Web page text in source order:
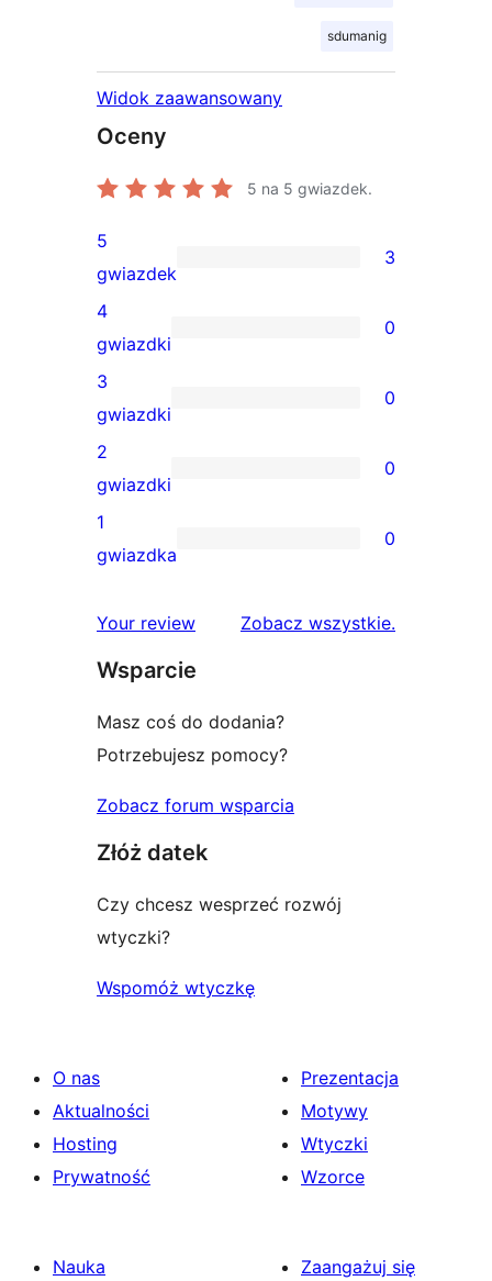
sdumanig
Widok zaawansowany
Oceny
5 na 5 gwiazdek.
3
recenzje
5-
gwiazdkowe
5
gwiazdek
3
0
recenzji
4-
gwiazdkowych
4
gwiazdki
0
0
recenzji
3-
gwiazdkowych
3
gwiazdki
0
0
recenzji
2-
2
gwiazdki
0
0
1-
1
gwiazdka
0
Your review Zobacz wszystkierecenzje
.
Wsparcie
Masz coś do dodania?
Potrzebujesz pomocy?
Zobacz forum wsparcia
Złóż datek
Czy chcesz wesprzeć rozwój
wtyczki?
Wspomóż wtyczkę
O nas
Aktualności
Hosting
Prywatność
Prezentacja
Motywy
Wtyczki
Wzorce
Nauka
Zaangażuj się